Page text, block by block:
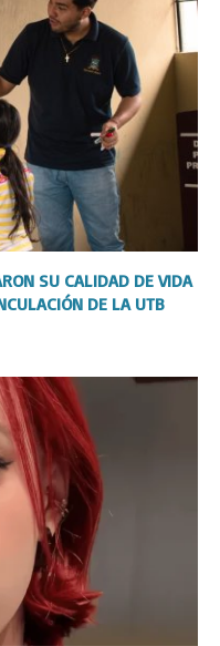
SU CALIDAD DE VIDA
DE LA UTB